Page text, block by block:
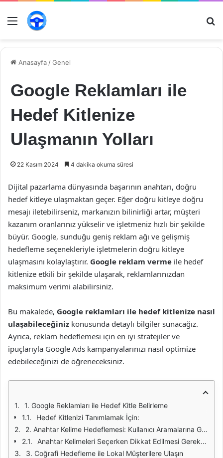
Menü
Anasayfa /Genel
Google Reklamları ile
Hedef Kitlenize
Ulaşmanın Yolları
22 Kasım 2024 4 dakika okuma süresi
Dijital pazarlama dünyasında başarının anahtarı, doğru
hedef kitleye ulaşmaktan geçer. Eğer doğru kitleye doğru
mesajı iletebilirseniz, markanızın bilinirliği artar, müşteri
kazanım oranlarınız yükselir ve işletmeniz hızlı bir şekilde
büyür. Google, sunduğu geniş reklam ağı ve gelişmiş
hedefleme seçenekleriyle işletmelerin doğru kitleye
ulaşmasını kolaylaştırır. Google reklam verme ile hedef
kitlenize etkili bir şekilde ulaşarak, reklamlarınızdan
maksimum verimi alabilirsiniz.
Bu makalede, Google reklamları ile hedef kitlenize nasıl
ulaşabileceğiniz konusunda detaylı bilgiler sunacağız.
Ayrıca, reklam hedeflemesi için en iyi stratejiler ve
ipuçlarıyla Google Ads kampanyalarınızı nasıl optimize
edebileceğinizi de öğreneceksiniz.
1. Google Reklamları ile Hedef Kitle Belirleme
Hedef Kitlenizi Tanımlamak İçin:
2. Anahtar Kelime Hedeflemesi: Kullanıcı Aramalarına Göre Reklam Gösterimi
Anahtar Kelimeleri Seçerken Dikkat Edilmesi Gerekenler:
3. Coğrafi Hedefleme ile Lokal Müşterilere Ulaşın